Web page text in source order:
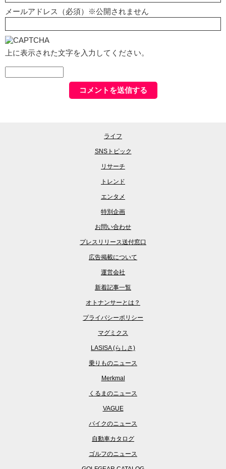
メールアドレス（必須）※公開されません
上に表示された文字を入力してください。
ライフ
SNSトピック
リサーチ
トレンド
エンタメ
特別企画
お問い合わせ
プレスリリース送付窓口
広告掲載について
運営会社
新着記事一覧
オトナンサーとは？
プライバシーポリシー
マグミクス
LASISA (らしさ)
乗りものニュース
Merkmal
くるまのニュース
VAGUE
バイクのニュース
自動車カタログ
ゴルフのニュース